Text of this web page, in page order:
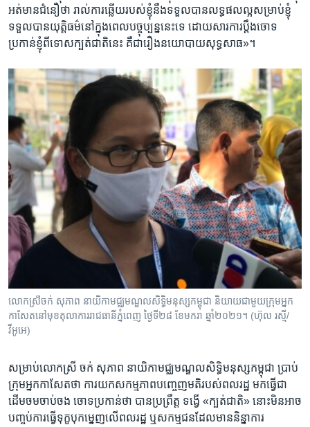
អត់​មាន​ជំនឿ​ថា​ រាល់​ការ​ឆ្លើយ​របស់​ខ្ញុំ​នឹង​ទទួល​បាន​លទ្ធផល​ល្អ​សម្រាប់​ខ្ញុំ​
ទទួល​បាន​យុត្តិធម៌​នៅ​ក្នុង​ពេល​បច្ចុប្បន្ន​នេះ​ទេ​ ដោយសារ​ការប្តឹង​ចោទ​
ប្រកាន់​ខ្ញុំ​ពី​ទោស​ក្បត់​ជាតិ​នេះ ​គឺ​ជា​រឿង​នយោបាយ​សុទ្ធសាធ»។​
លោកស្រីចក់ សុភាព នាយិកាមជ្ឈមណ្ឌលសិទ្ធិមនុស្សកម្ពុជា និយាយជាមួយក្រុមអ្នក
កាសែតនៅមុខតុលាការរាជធានីភ្នំពេញ ថ្ងៃទី២៨ ខែមករា ឆ្នាំ២០២១។ (ហ៊ុល រស្មី/
វីអូអេ)
សម្រាប់​លោក​ស្រី​ ចក់​ សុភាព​ នាយិកា​មជ្ឈមណ្ឌល​សិទ្ធិមនុស្ស​កម្ពុជា​ ប្រាប់​
ក្រុម​អ្នកកាសែត​ថា​ ការ​យក​សកម្ម​ភាព​បញ្ចេញមតិ​របស់​ពលរដ្ឋ មក​ធ្វើ​ជា​
ដើម​ចម​ចាប់​ចង​ ចោទ​ប្រកាន់​ថា បាន​ប្រព្រឹត្ត ទង្វើ​ «ក្បត់​ជាតិ» នោះ​មិន​អាច​
បញ្ចប់​ការ​ធ្វើ​ទុក្ខបុកម្នេញ​លើ​ពលរដ្ឋ ឬ​សកម្ម​ជន​ដែល​មាន​និន្នា​ការ​